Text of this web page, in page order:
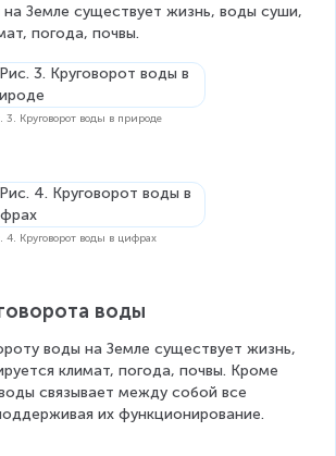
на Земле существует жизнь, воды суши,
погода, почвы.
3. Круговорот воды в природе
4. Круговорот воды в цифрах
воды
воды на Земле существует жизнь,
климат, погода, почвы. Кроме
связывает между собой все
их функционирование.